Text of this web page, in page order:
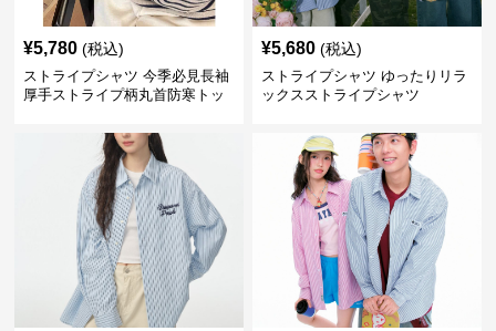
¥5,780 (税込)
ストライプシャツ 今季必見長袖
厚手ストライプ柄丸首防寒トッ
¥5,680 (税込)
ストライプシャツ ゆったりリラ
ックスストライプシャツ